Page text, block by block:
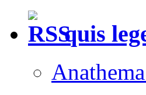
quis